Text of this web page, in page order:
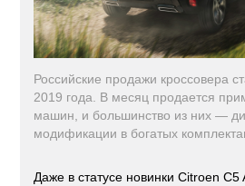
Российские продажи кроссовера
2019 года. В месяц продается
машин, и большинство из них —
модификации в богатых
Даже в статусе новинки Citroen C5